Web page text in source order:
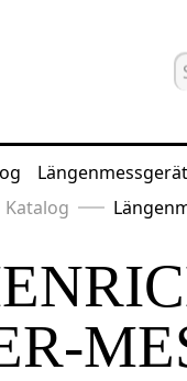
Katalog